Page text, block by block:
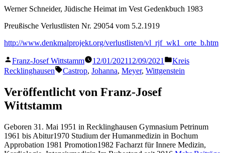
Werner Schneider, Jüdische Heimat im Vest Gedenkbuch 1983
Preußische Verlustlisten Nr. 29054 vom 5.2.1919
http://www.denkmalprojekt.org/verlustlisten/vl_rjf_wk1_orte_b.htm
Veröffentlicht
von
Franz-Josef Wittstamm 12/01/202112/09/2021
Veröffentlicht
in
Kreis
Recklinghausen
Schlagwörter:
Castrop, Johanna, Meyer, Wittgenstein
Veröffentlicht von Franz-Josef
Wittstamm
Geboren 31. Mai 1951 in Recklinghausen Gymnasium Petrinum
1961 bis Abitur1970 Studium der Humanmedizin in Bochum
Approbation 1981 Promotion1982 Facharzt für Innere Medizin,